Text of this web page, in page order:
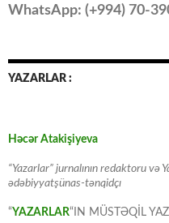
WhatsApp: (+994) 70-
YAZARLAR :
Həcər Atakişiyeva
“Yazarlar” jurnalının redaktoru və
ədəbiyyatşünas-tənqidçı
“YAZARLAR“IN MÜSTƏQİL